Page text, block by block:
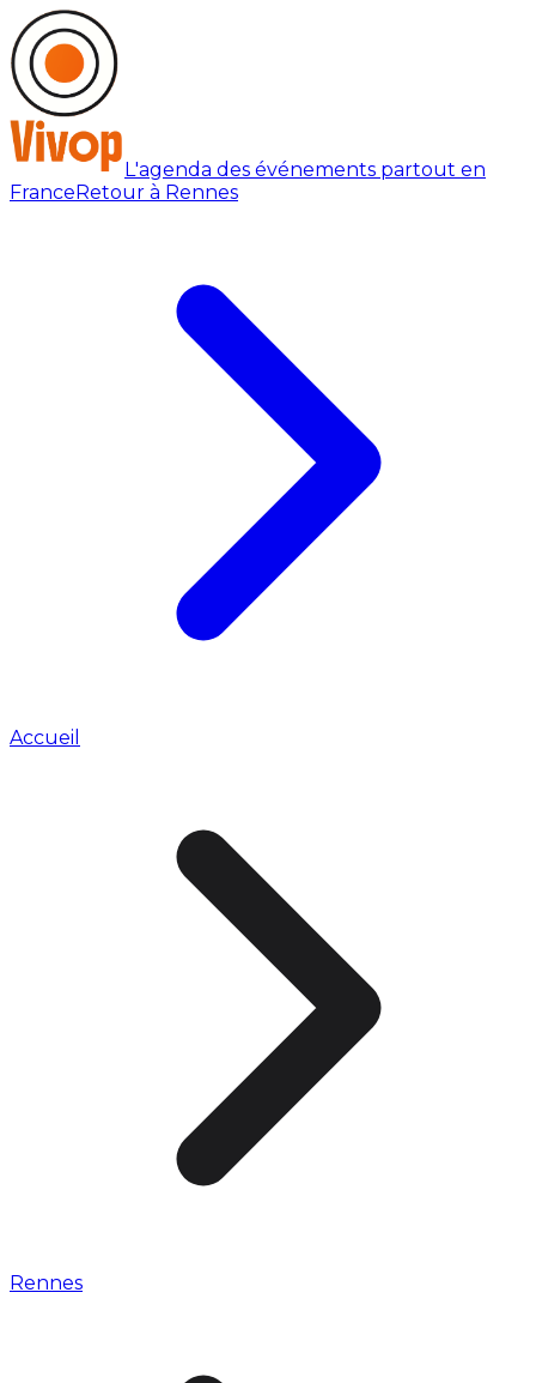
L'agenda des événements partout en
FranceRetour à Rennes
Accueil
Rennes